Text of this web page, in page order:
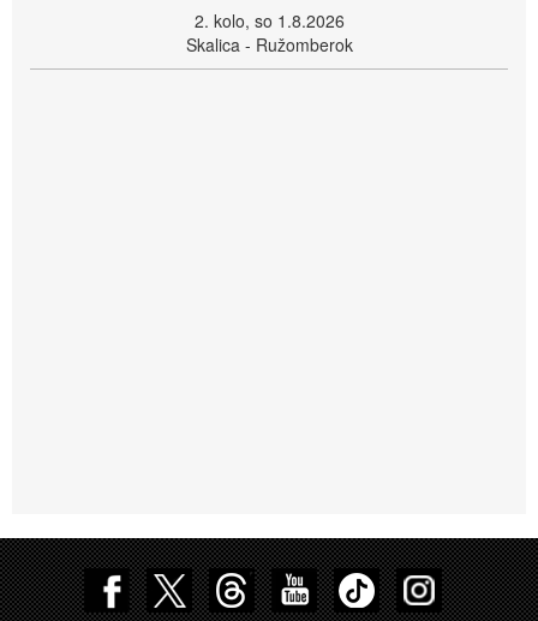
2. kolo, so 1.8.2026
Skalica - Ružomberok